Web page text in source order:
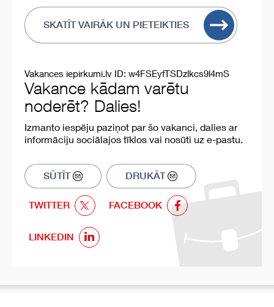
SKATĪT VAIRĀK UN PIETEIKTIES
Vakances iepirkumi.lv ID: w4FSEyfTSDzlkcs9l4mS
Vakance kādam varētu
noderēt? Dalies!
Izmanto iespēju paziņot par šo vakanci, dalies ar
informāciju sociālajos tīklos vai nosūti uz e-pastu.
SŪTĪT DRUKĀT
TWITTER FACEBOOK
LINKEDIN